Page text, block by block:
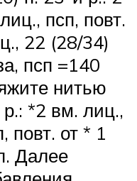
псп, повт.
22 (28/34)
псп =140
нитью
р.: *2 вм. лиц.,
повт. от * 1
Далее